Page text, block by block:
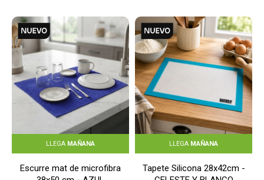
LLEGA MAÑANA
Escurre mat de microfibra
LLEGA MAÑANA
Tapete Silicona 28x42cm -